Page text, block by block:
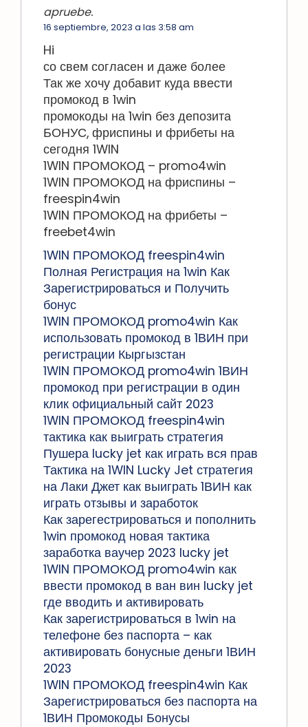
apruebe.
16 septiembre, 2023 a las 3:58 am
Hi
со свем согласен и даже более
Так же хочу добавит куда ввести
промокод в 1win
промокоды на 1win без депозита
БОНУС, фриспины и фрибеты на
сегодня 1WIN
1WIN ПРОМОКОД – promo4win
1WIN ПРОМОКОД на фриспины –
freespin4win
1WIN ПРОМОКОД на фрибеты –
freebet4win
1WIN ПРОМОКОД freespin4win
Полная Регистрация на 1win Как
Зарегистрироваться и Получить
бонус
1WIN ПРОМОКОД promo4win Как
использовать промокод в 1ВИН при
регистрации Кыргызстан
1WIN ПРОМОКОД promo4win 1ВИН
промокод при регистрации в один
клик официальный сайт 2023
1WIN ПРОМОКОД freespin4win
тактика как выиграть стратегия
Пушера lucky jet как играть вся прав
Тактика на 1WIN Lucky Jet стратегия
на Лаки Джет как выиграть 1ВИН как
играть отзывы и заработок
Как зарегестрироваться и пополнить
1win промокод новая тактика
заработка ваучер 2023 lucky jet
1WIN ПРОМОКОД promo4win как
ввести промокод в ван вин lucky jet
где вводить и активировать
Как зарегистрироваться в 1win на
телефоне без паспорта – как
активировать бонусные деньги 1ВИН
2023
1WIN ПРОМОКОД freespin4win Как
Зарегистрироваться без паспорта на
1ВИН Промокоды Бонусы